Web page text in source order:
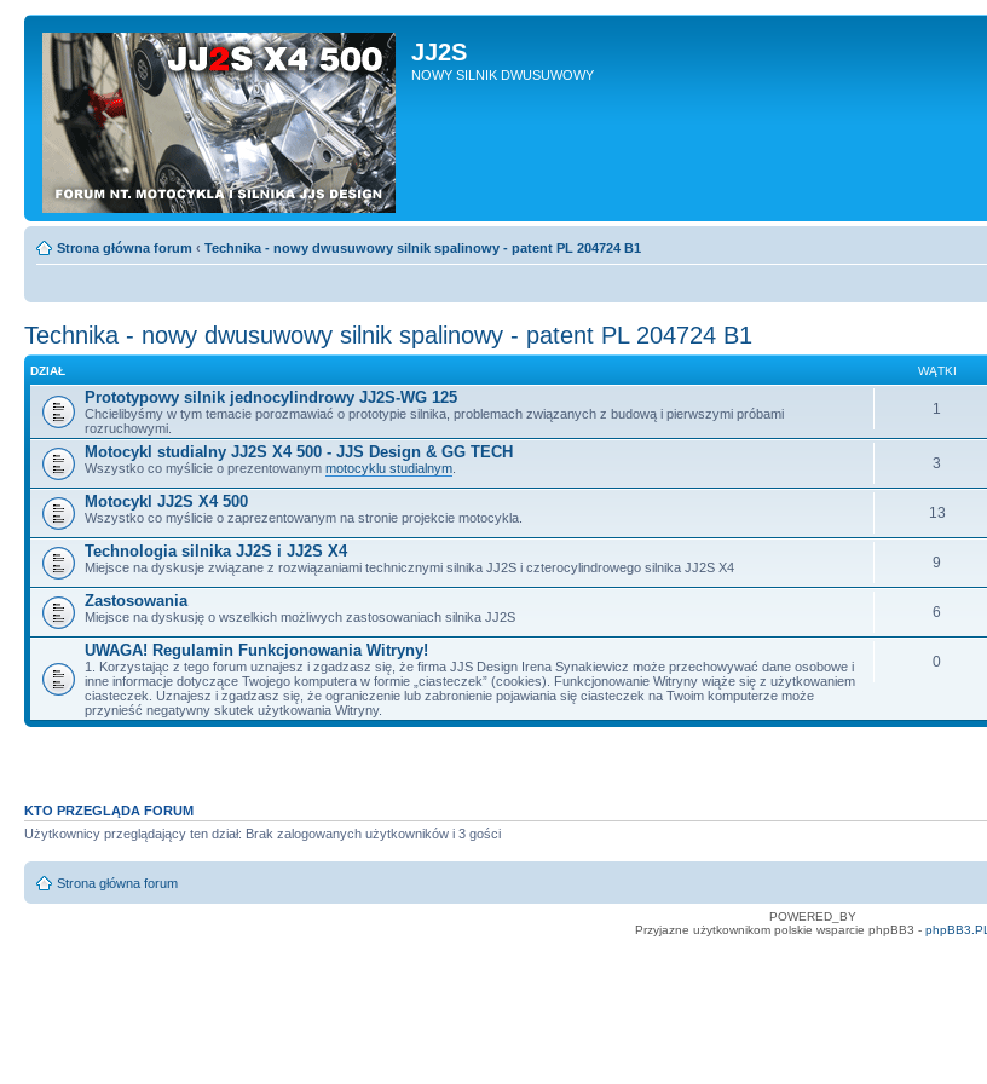
JJ2S
NOWY SILNIK DWUSUWOWY
Strona główna forum ‹ Technika - nowy dwusuwowy silnik spalinowy - patent PL 204724 B1
Technika - nowy dwusuwowy silnik spalinowy - patent PL 204724 B1
DZIAŁ WĄTKI
Prototypowy silnik jednocylindrowy JJ2S-WG 125
Chcielibyśmy w tym temacie porozmawiać o prototypie silnika, problemach związanych z budową i pierwszymi próbami
rozruchowymi.
1
Motocykl studialny JJ2S X4 500 - JJS Design & GG TECH
Wszystko co myślicie o prezentowanym motocyklu studialnym 3
Motocykl JJ2S X4 500
Wszystko co myślicie o zaprezentowanym na stronie projekcie motocykla. 13
Technologia silnika JJ2S i JJ2S X4
Miejsce na dyskusje związane z rozwiązaniami technicznymi silnika JJ2S i czterocylindrowego silnika JJ2S X4 9
Zastosowania
Miejsce na dyskusję o wszelkich możliwych zastosowaniach silnika JJ2S 6
UWAGA! Regulamin Funkcjonowania Witryny!
1. Korzystając z tego forum uznajesz i zgadzasz się, że firma JJS Design Irena Synakiewicz może przechowywać dane osobowe i
inne informacje dotyczące Twojego komputera w formie „ciasteczek” (cookies). Funkcjonowanie Witryny wiąże się z użytkowaniem
ciasteczek. Uznajesz i zgadzasz się, że ograniczenie lub zabronienie pojawiania się ciasteczek na Twoim komputerze może
przynieść negatywny skutek użytkowania Witryny.
0
KTO PRZEGLĄDA FORUM
Użytkownicy przeglądający ten dział: Brak zalogowanych użytkowników i 3 gości
Strona główna forum
POWERED_BY
Przyjazne użytkownikom polskie wsparcie phpBB3 - phpBB3.PL